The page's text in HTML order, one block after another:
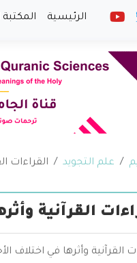
الرئيسية المكتبة
علم التجويد القراءات
القرآنية
القرآنية وأثرها في اختلاف